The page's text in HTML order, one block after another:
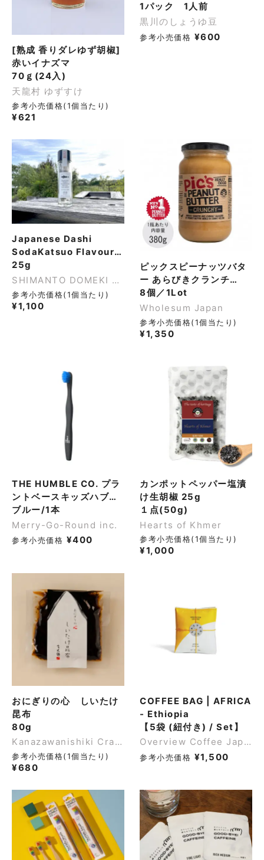
[熟成 香りダレゆず胡椒]
赤いイナズマ
70ｇ(24入)
天龍村 ゆずすけ
参考小売価格(1個当たり)
¥621
1パック 1人前
黒川のしょうゆ豆
参考小売価格 ¥600
Japanese Dashi
SodaKatsuo Flavour
Soysauce Base［宗田
鰹だし］
25g
SHIMANTO DOMEKI CO.,LTD.
参考小売価格(1個当たり)
¥1,100
ピックスピーナッツバタ
ー あらびきクランチ
（380g）
8個／1Lot
Wholesum Japan
参考小売価格(1個当たり)
¥1,350
THE HUMBLE CO. プラ
ントベースキッズハブラ
シ
ブルー/1本
Merry-Go-Round inc.
参考小売価格 ¥400
カンポットペッパー塩漬
け生胡椒 25g
１点(50g)
Hearts of Khmer
参考小売価格(1個当たり)
¥1,000
おにぎりの心 しいたけ
昆布
80g
Kanazawanishiki Craft Delicatessen
参考小売価格(1個当たり)
¥680
COFFEE BAG | AFRICA
- Ethiopia
【5袋 (紐付き) / Set】
Overview Coffee Japan
参考小売価格 ¥1,500